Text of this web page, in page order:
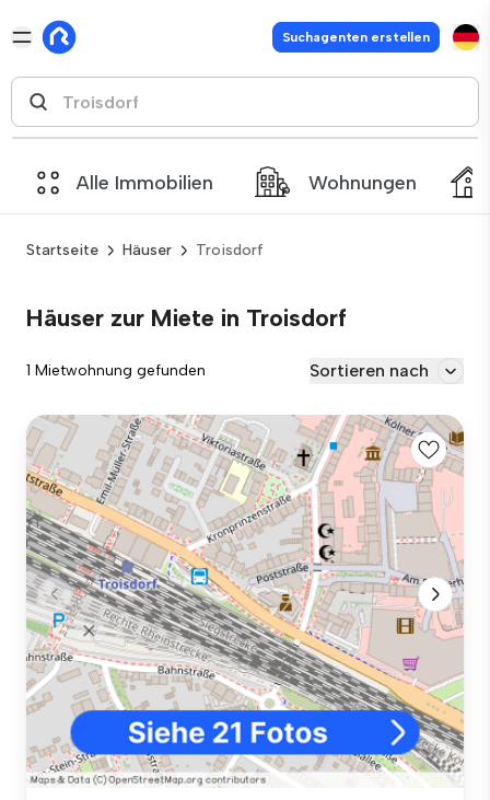
Suchagenten erstellen
Alle Immobilien Wohnungen
Startseite Häuser Troisdorf
Häuser zur Miete in Troisdorf
1 Mietwohnung gefunden Sortieren nach